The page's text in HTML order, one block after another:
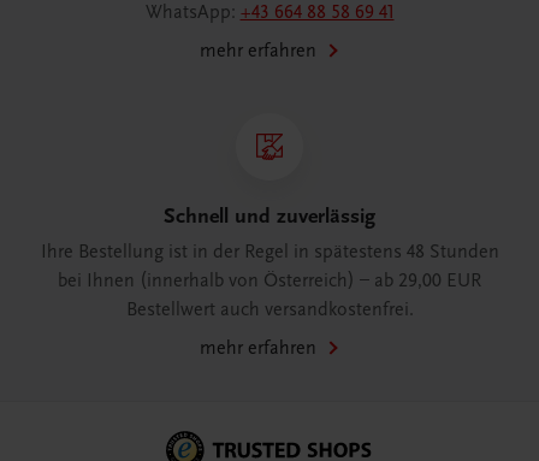
WhatsApp: +43 664 88 58 69 41
mehr erfahren
Schnell und zuverlässig
Ihre Bestellung ist in der Regel in spätestens 48 Stunden
bei Ihnen (innerhalb von Österreich) – ab 29,00 EUR
Bestellwert auch versandkostenfrei.
mehr erfahren